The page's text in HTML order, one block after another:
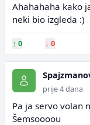
Ahahahaha kako
neki bio izgleda :)
↑ 0 ↓ 0
prije 4 dana
Pa ja servo volan
Šemsoooou